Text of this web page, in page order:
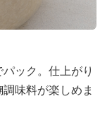
ック。仕上がり
味料が楽しめま